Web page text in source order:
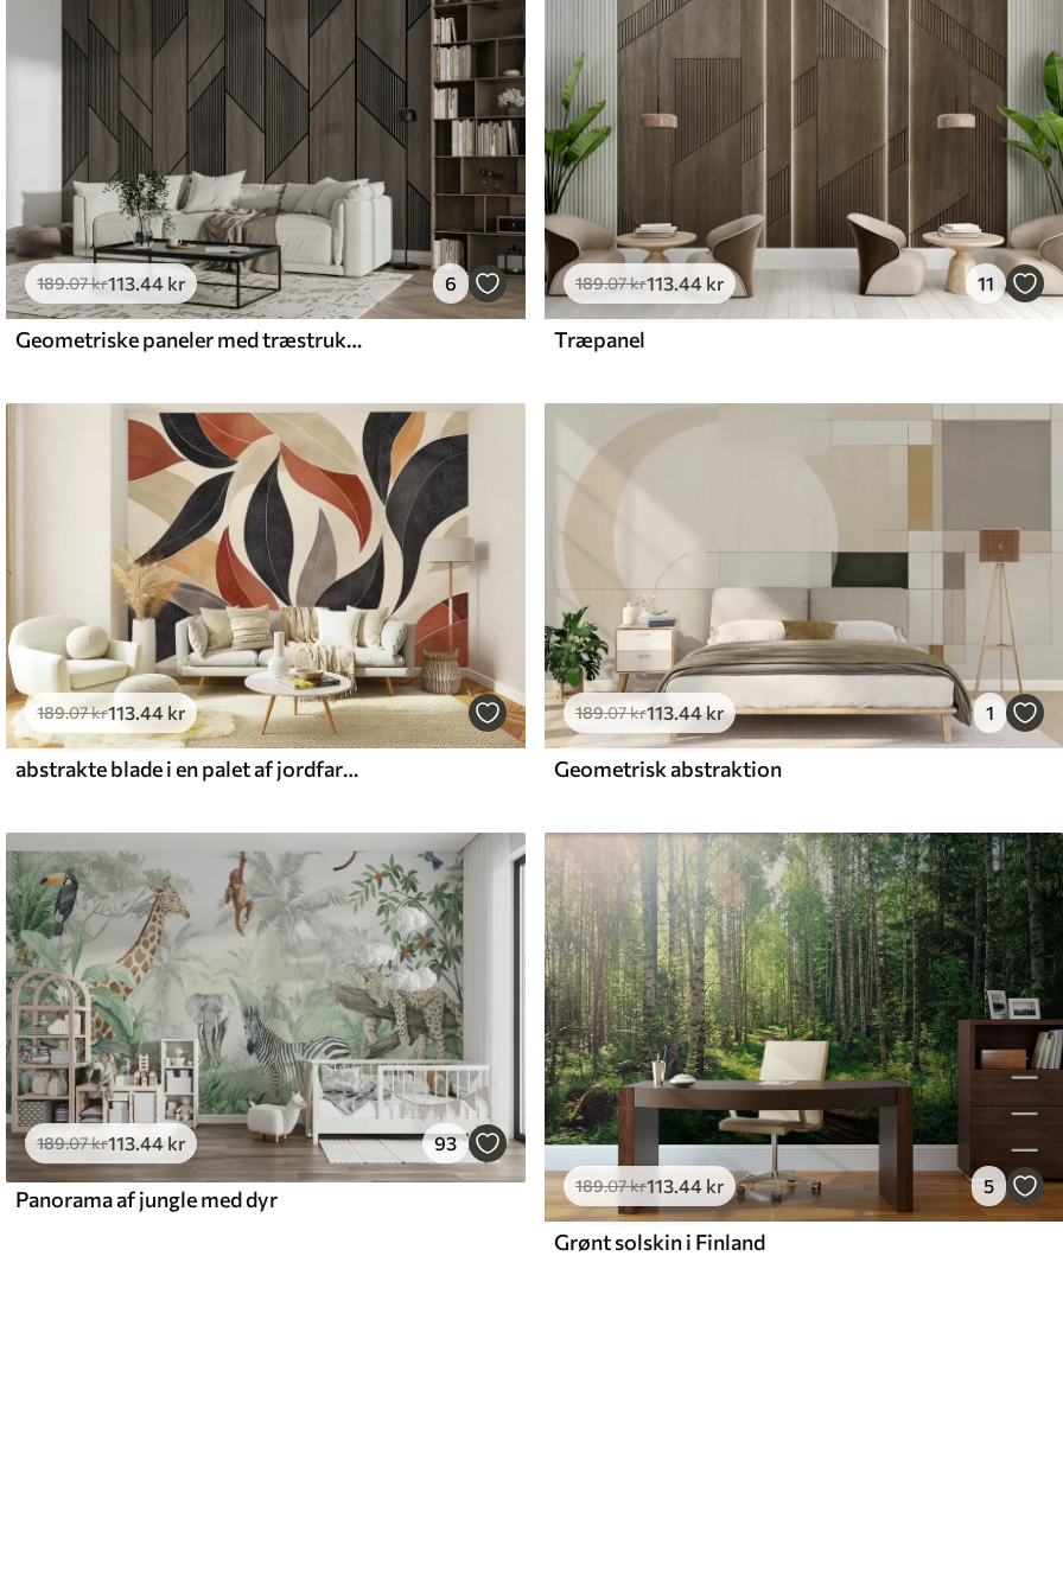
.00 kr/m²
and Stick
.67400.00kr/m²
189.07kr113.44 kr 6
Geometriske paneler med træstruktur
189.07kr113.44 kr 11
Træpanel
189.07kr113.44 kr
abstrakte blade i en palet af jordfarver - beige, terracotta og mørkegrå
189.07kr113.44kr 1
Geometrisk abstraktion
189.07kr113.44 kr 93
Panorama af jungle med dyr
189.07kr113.44 kr 5
Grønt solskin i Finland